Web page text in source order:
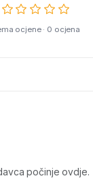
ocjene · 0 ocjena
počinje ovdje.